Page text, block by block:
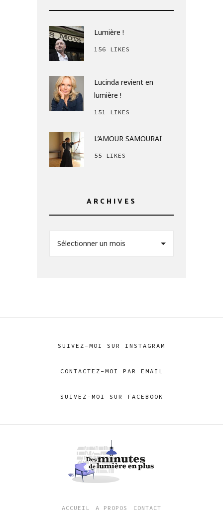
Lumière !
156 LIKES
Lucinda revient en
lumière !
151 LIKES
L’AMOUR SAMOURAÏ
55 LIKES
ARCHIVES
Sélectionner un mois
SUIVEZ-MOI SUR INSTAGRAM
CONTACTEZ-MOI PAR EMAIL
SUIVEZ-MOI SUR FACEBOOK
ACCUEIL A PROPOS CONTACT